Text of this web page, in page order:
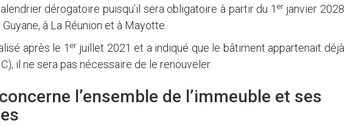
dérogatoire puisqu’il sera obligatoire à partir du 1 erjanvier 2028
à La Réunion et à Mayotte.
après le 1 erjuillet 2021 et a indiqué que le bâtiment appartenait déjà
il ne sera pas nécessaire de le renouveler.
l’ensemble de l’immeuble et ses